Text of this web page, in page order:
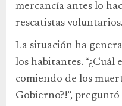
mercancía antes lo
rescatistas voluntarios.
La situación ha
los habitantes. “¿Cuál
comiendo de los
Gobierno?!”,